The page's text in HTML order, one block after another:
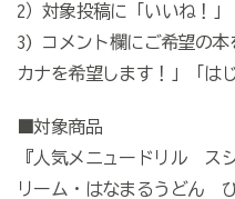
2）対象投稿に「いいね！」
3) コメント欄にご希望の本
カナを希望します！」「は
■対象商品
『人気メニュードリル ス
リーム・はなまるうどん